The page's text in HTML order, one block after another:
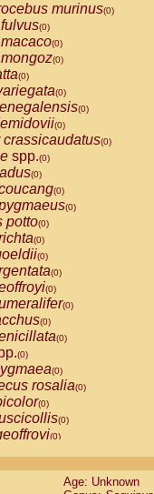
murinus(0)
(0)
(0)
(0)
(0)
(0)
(0)
(0)
crassicaudatus(0)
spp.(0)
(0)
(0)
(0)
potto(0)
(0)
(0)
(0)
(0)
(0)
(0)
(0)
(0)
(0)
rosalia(0)
(0)
(0)
(0)
(0)
(0)Age: Unknown